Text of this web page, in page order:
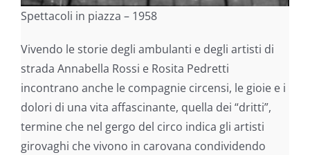
Spettacoli in piazza – 1958
Vivendo le storie degli ambulanti e degli artisti di
strada Annabella Rossi e Rosita Pedretti
incontrano anche le compagnie circensi, le gioie e i
dolori di una vita affascinante, quella dei “dritti”,
termine che nel gergo del circo indica gli artisti
girovaghi che vivono in carovana condividendo